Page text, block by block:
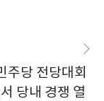
주당 전당대회
당내 경쟁 열